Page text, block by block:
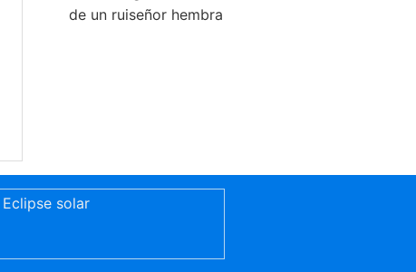
de un ruiseñor hembra
Eclipse solar